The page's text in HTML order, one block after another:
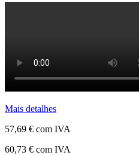
Mais detalhes
57,69 € com IVA
60,73 € com IVA